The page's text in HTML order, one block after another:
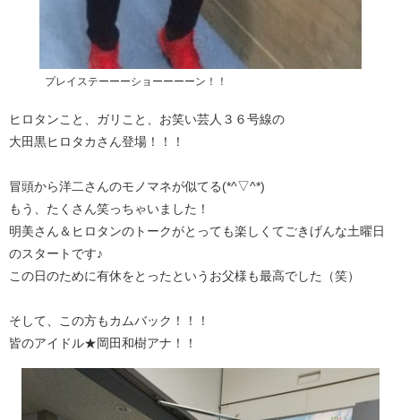
プレイステーーーショーーーーン！！
ヒロタンこと、ガリこと、お笑い芸人３６号線の
大田黒ヒロタカさん登場！！！
冒頭から洋二さんのモノマネが似てる(*^▽^*)
もう、たくさん笑っちゃいました！
明美さん＆ヒロタンのトークがとっても楽しくてごきげんな土曜日
のスタートです♪
この日のために有休をとったというお父様も最高でした（笑）
そして、この方もカムバック！！！
皆のアイドル★岡田和樹アナ！！